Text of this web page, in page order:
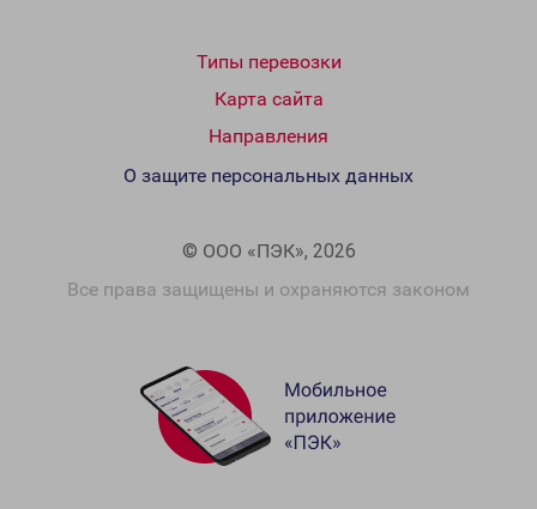
Типы перевозки
Карта сайта
Направления
© ООО «ПЭК», 2026
Все права защищены и охраняются законом
О защите персональных данных